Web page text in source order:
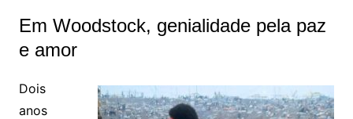
Em Woodstock, genialidade pela paz
e amor
Dois
anos